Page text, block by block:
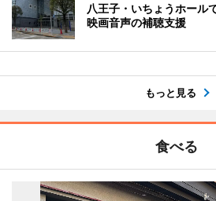
八王子・いちょうホー
映画音声の補聴支援
もっと見る
食べる